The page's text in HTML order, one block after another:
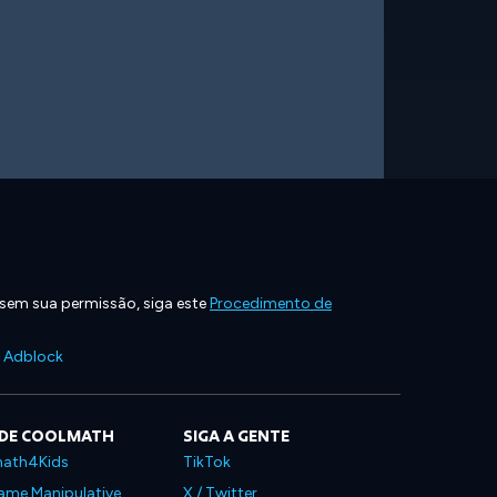
sua permissão, siga esteProcedimento de
Adblock
COOLMATH
Manipulative
SIGA A GENTE
TikTok
X / Twitter